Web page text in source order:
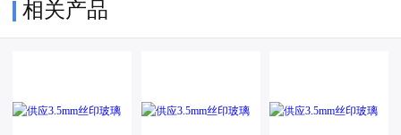
相关产品